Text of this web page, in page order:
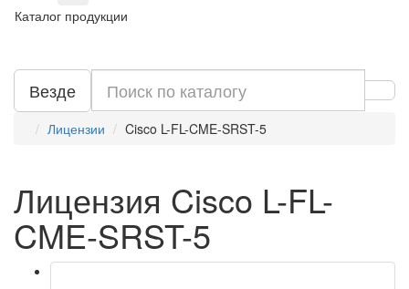
Каталог продукции
Везде
Лицензии Cisco L-FL-CME-SRST-5
Лицензия Cisco L-FL-
CME-SRST-5